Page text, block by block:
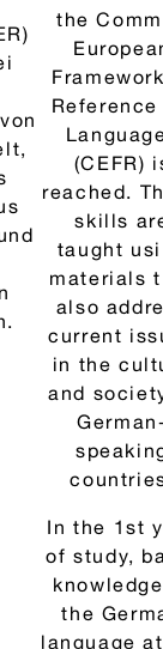
英文
In the 1st
of study,
the
language
basic
should
taught.
done in
course in
speaking